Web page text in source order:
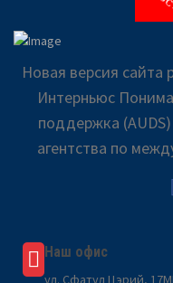
Новая версия сайта
Интерньюс
поддержка
агентства по
Наш офис
ул. Сфатул Цэрий,